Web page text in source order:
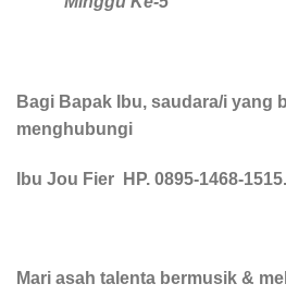
Bagi Bapak Ibu, saudara/i yang
menghubungi
Ibu Jou Fier HP. 0895-1468-1515.
Mari asah talenta bermusik &